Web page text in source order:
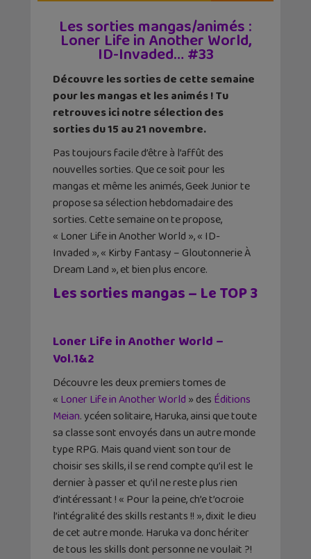
Les sorties mangas/animés :
Loner Life in Another World,
ID-Invaded… #33
Découvre les sorties de cette semaine
pour les mangas et les animés ! Tu
retrouves ici notre sélection des
sorties du 15 au 21 novembre.
Pas toujours facile d’être à l’affût des
nouvelles sorties. Que ce soit pour les
mangas et même les animés, Geek Junior te
propose sa sélection hebdomadaire des
sorties. Cette semaine on te propose,
« Loner Life in Another World », « ID-
Invaded », « Kirby Fantasy – Gloutonnerie À
Dream Land », et bien plus encore.
Les sorties mangas – Le TOP 3
Loner Life in Another World –
Vol.1&2
Découvre les deux premiers tomes de
« Loner Life in Another World » des Éditions
Meian. ycéen solitaire, Haruka, ainsi que toute
sa classe sont envoyés dans un autre monde
type RPG. Mais quand vient son tour de
choisir ses skills, il se rend compte qu’il est le
dernier à passer et qu’il ne reste plus rien
d’intéressant ! « Pour la peine, ch’e t’ocroie
l’intégralité des skills restants !! », dixit le dieu
de cet autre monde. Haruka va donc hériter
de tous les skills dont personne ne voulait ?!